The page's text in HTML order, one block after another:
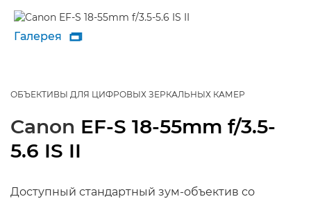
Галерея 
ОБЪЕКТИВЫ ДЛЯ ЦИФРОВЫХ ЗЕРКАЛЬНЫХ КАМЕР
Canon EF-S 18-55mm f/3.5-
5.6 IS II
Доступный стандартный зум-объектив со